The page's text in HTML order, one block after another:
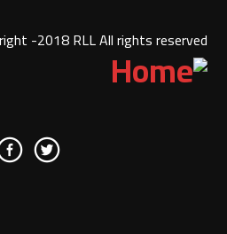
-2018 RLL All rights reserved